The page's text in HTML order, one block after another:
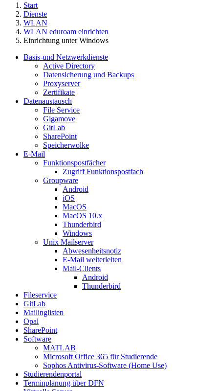
Start
Dienste
WLAN
WLAN eduroam einrichten
Einrichtung unter Windows
Basis-und Netzwerkdienste
Active Directory
Datensicherung und Backups
Proxyserver
Zertifikate
Datenaustausch
File Service
Gigamove
GitLab
SharePoint
Speicherwolke
E-Mail
Funktionspostfächer
Zugriff Funktionspostfach
Groupware
Android
iOS
MacOS
MacOS 10.x
Thunderbird
Windows
Unix Mailserver
Abwesenheitsnotiz
E-Mail weiterleiten
Mail-Clients
Android
Thunderbird
Fileservice
GitLab
Mailinglisten
Opal
SharePoint
Software
MATLAB
Microsoft Office 365 für Studierende
Sophos Antivirus-Software (Home Use)
Studierendenportal
Terminplanung über DFN